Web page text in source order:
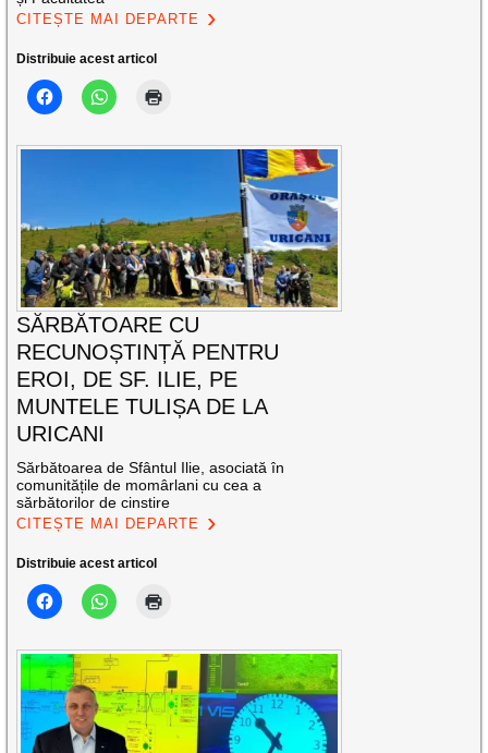
CITEȘTE MAI DEPARTE
Distribuie acest articol
SĂRBĂTOARE CU
RECUNOȘTINȚĂ PENTRU
EROI, DE SF. ILIE, PE
MUNTELE TULIȘA DE LA
URICANI
Sărbătoarea de Sfântul Ilie, asociată în
comunitățile de momârlani cu cea a
sărbătorilor de cinstire
CITEȘTE MAI DEPARTE
Distribuie acest articol